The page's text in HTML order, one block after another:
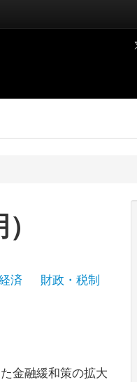
済 財政・税制
金融緩和策の拡大